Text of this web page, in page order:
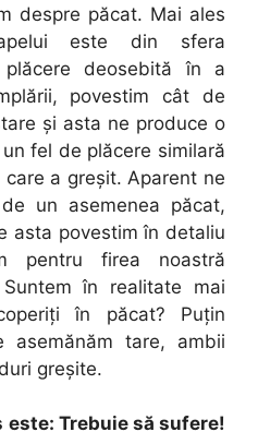
despre păcat. Mai ales
este din sfera
deosebită în a
povestim cât de
şi asta ne produce o
fel de plăcere similară
a greşit. Aparent ne
un asemenea păcat,
asta povestim în detaliu
pentru firea noastră
în realitate mai
în păcat? Puţin
tare, ambii
greşite.
Trebuie să sufere!